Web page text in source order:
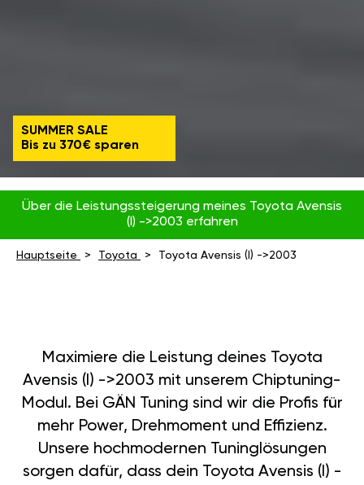
SUMMER SALE
Bis zu 370€ sparen
Über die Leistungssteigerung meines Toyota Avensis
(I) ->2003 erfahren
Hauptseite Toyota Toyota Avensis (I) ->2003
Maximiere die Leistung deines Toyota
Avensis (I) ->2003 mit unserem Chiptuning-
Modul. Bei GÄN Tuning sind wir die Profis für
mehr Power, Drehmoment und Effizienz.
Unsere hochmodernen Tuninglösungen
sorgen dafür, dass dein Toyota Avensis (I) -